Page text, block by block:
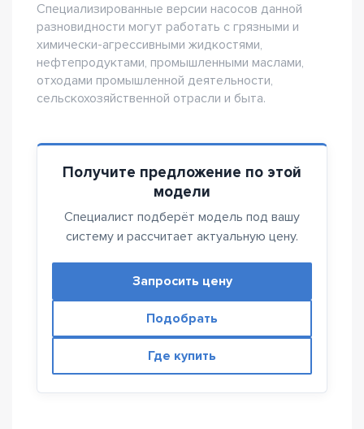
Специализированные версии насосов данной
разновидности могут работать с грязными и
химически-агрессивными жидкостями,
нефтепродуктами, промышленными маслами,
отходами промышленной деятельности,
сельскохозяйственной отрасли и быта.
Получите предложение по этой
модели
Специалист подберёт модель под вашу
систему и рассчитает актуальную цену.
Запросить цену
Подобрать
Где купить